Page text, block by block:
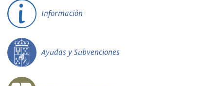
Información
Ayudas y Subvenciones